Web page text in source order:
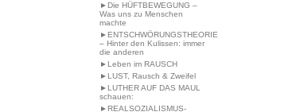
►Die HÜFTBEWEGUNG –
Was uns zu Menschen
machte
►ENTSCHWÖRUNGSTHEORIE
– Hinter den Kulissen: immer
die anderen
►Leben im RAUSCH
►LUST, Rausch & Zweifel
►LUTHER AUF DAS MAUL
schauen:
►REALSOZIALISMUS-